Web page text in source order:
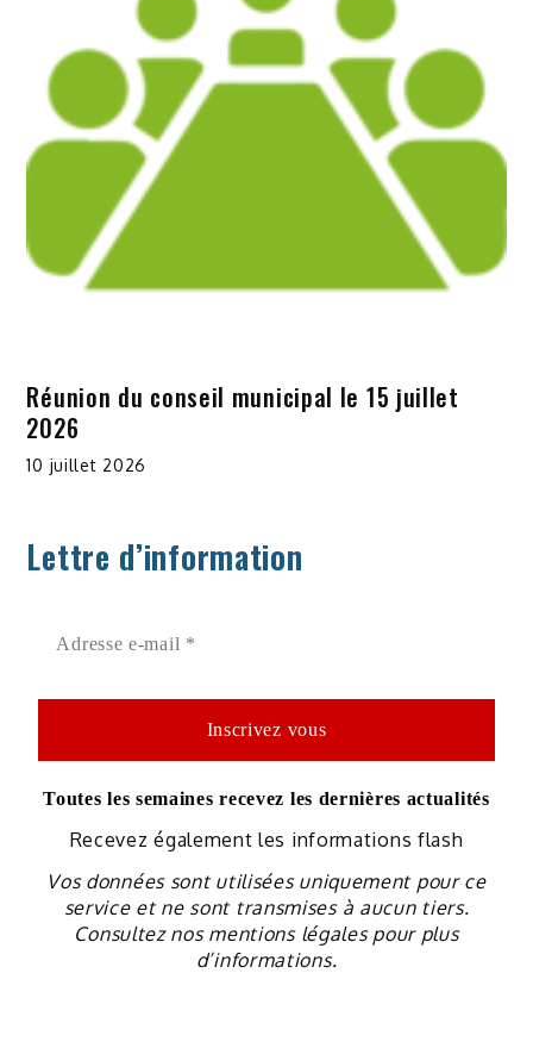
Réunion du conseil municipal le 15 juillet
2026
10 juillet 2026
Lettre d’information
Toutes les semaines recevez les dernières actualités
Recevez également les informations flash
Vos données sont utilisées uniquement pour ce
service et ne sont transmises à aucun tiers.
Consultez nos mentions légales pour plus
d’informations.